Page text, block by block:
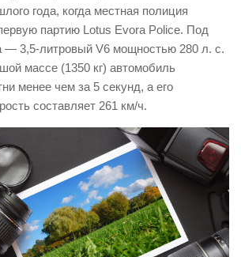
года, когда местная полиция
партию Lotus Evora Police. Под
— 3,5-литровый V6 мощностью 280 л. с.
массе (1350 кг) автомобиль
менее чем за 5 секунд, а его
составляет 261 км/ч.